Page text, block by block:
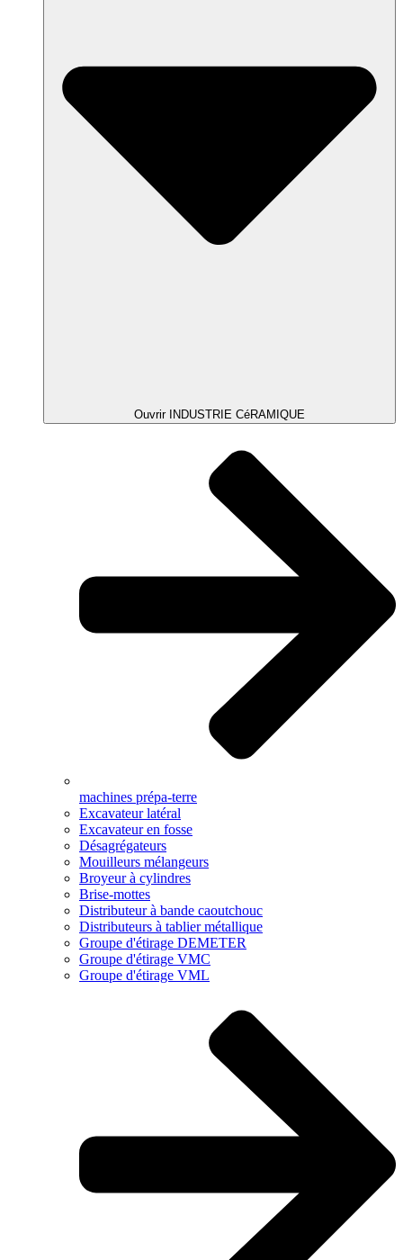
Ouvrir INDUSTRIE CéRAMIQUE
machines prépa-terre
Excavateur latéral
Excavateur en fosse
Désagrégateurs
Mouilleurs mélangeurs
Broyeur à cylindres
Brise-mottes
Distributeur à bande caoutchouc
Distributeurs à tablier métallique
Groupe d'étirage DEMETER
Groupe d'étirage VMC
Groupe d'étirage VML